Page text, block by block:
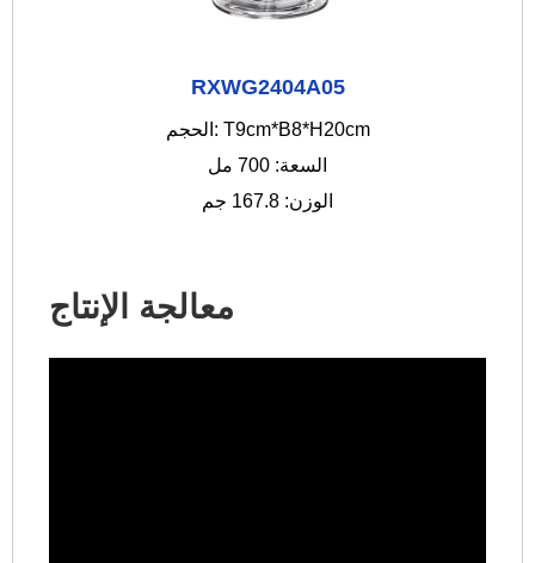
RXWG2404A05
الحجم: T9cm*B8*H20cm
السعة: 700 مل
الوزن: 167.8 جم
معالجة الإنتاج